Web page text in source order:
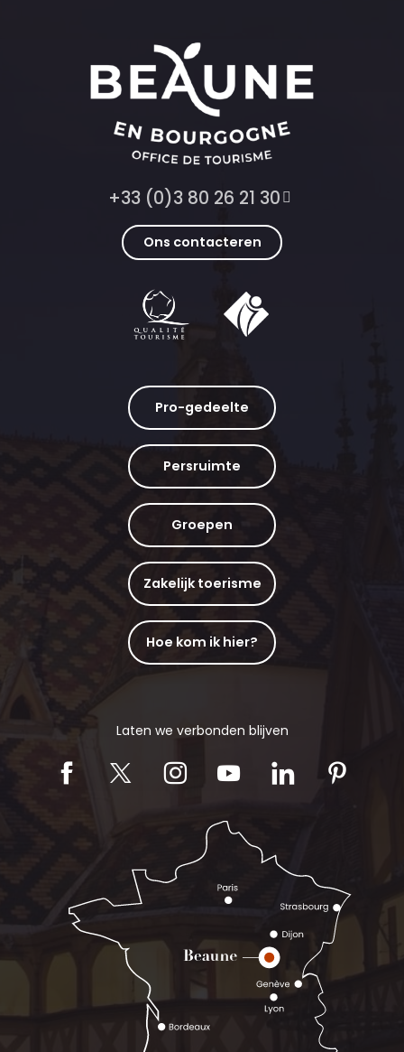
+33 (0)3 80 26 21 30
Ons contacteren
Pro-gedeelte
Persruimte
Groepen
Zakelijk toerisme
Hoe kom ik hier?
Laten we verbonden blijven